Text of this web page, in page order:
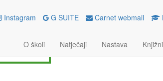
Instagram G SUITE Carnet webmail
O školi Natječaji Nastava
AUSTRIJE KROZ MOJ